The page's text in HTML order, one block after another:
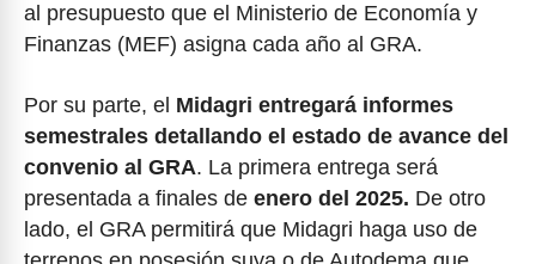
al presupuesto que el Ministerio de Economía y
Finanzas (MEF) asigna cada año al GRA.
Por su parte, el Midagri entregará informes
semestrales detallando el estado de avance del
convenio al GRA. La primera entrega será
presentada a finales de enero del 2025. De otro
lado, el GRA permitirá que Midagri haga uso de